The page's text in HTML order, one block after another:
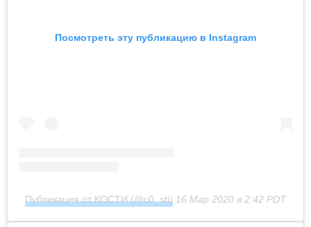
Посмотреть эту публикацию в Instagram
Публикация от КОСТИ (@c0_sti) 16 Мар 2020 в 2:42 PDT